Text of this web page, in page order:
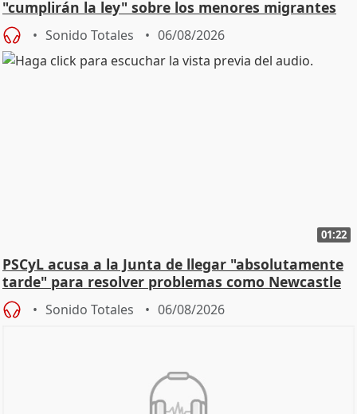
"cumplirán la ley" sobre los menores migrantes
Sonido Totales 06/08/2026
01:22
PSCyL acusa a la Junta de llegar "absolutamente
tarde" para resolver problemas como Newcastle
Sonido Totales 06/08/2026